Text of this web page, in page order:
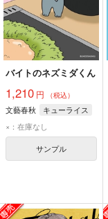
バイトのネズミダくん
1,210 円 （税込）
文藝春秋
キューライス
×：在庫なし
サンプル